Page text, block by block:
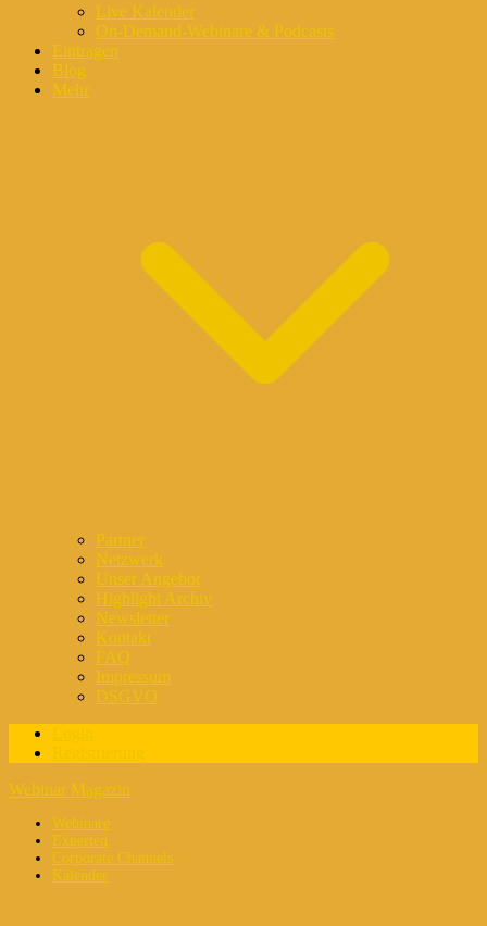
Live Kalender
On-Demand-Webinare & Podcasts
Eintragen
Blog
Mehr
Partner
Netzwerk
Unser Angebot
Highlight Archiv
Newsletter
Kontakt
FAQ
Impressum
DSGVO
Webinar Magazin
Webinare
Experten
Corporate Channels
Kalender